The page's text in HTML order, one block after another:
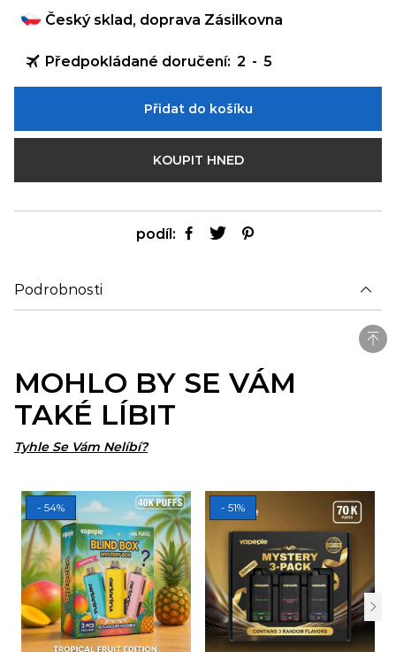
Český sklad, doprava Zásilkovna
Předpokládané doručení: 2 - 5
Přidat do košíku
KOUPIT HNED
podíl:
Podrobnosti
MOHLO BY SE VÁM
TAKÉ LÍBIT
Tyhle Se Vám Nelíbí?
- 54% - 51%